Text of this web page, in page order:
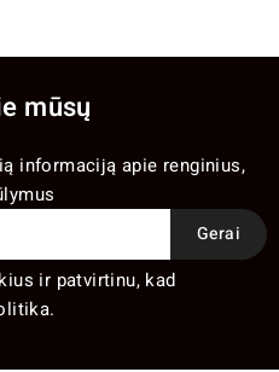
mūsų
informaciją apie renginius,
ir patvirtinu, kad